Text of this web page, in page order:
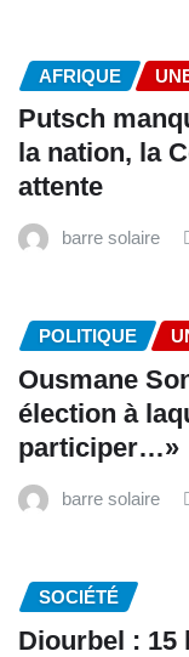
AFRIQUE
Putsch
la nation, la
attente
barre solaire
POLITIQUE
Ousmane
élection à
participer…»
barre solaire
SOCIÉTÉ
Diourbel : 15